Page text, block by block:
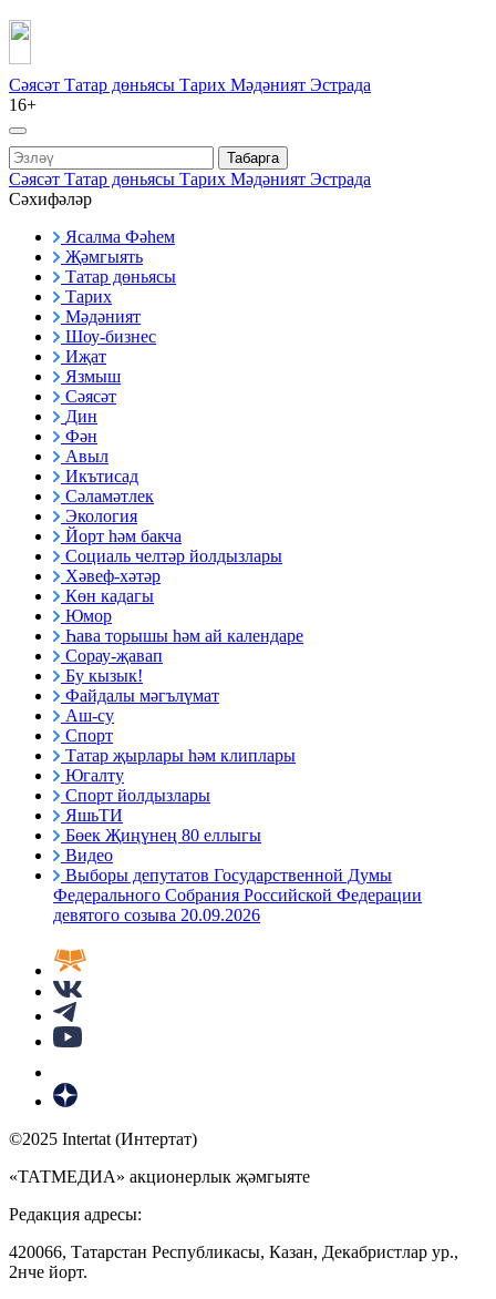
Сәясәт Татар дөньясы Тарих Мәдәният Эстрада
16+
Табарга
Сәясәт Татар дөньясы Тарих Мәдәният Эстрада
Сәхифәләр
Ясалма Фәһем
Җәмгыять
Татар дөньясы
Тарих
Мәдәният
Шоу-бизнес
Иҗат
Язмыш
Сәясәт
Дин
Фән
Авыл
Икътисад
Сәламәтлек
Экология
Йорт һәм бакча
Социаль челтәр йолдызлары
Хәвеф-хәтәр
Көн кадагы
Юмор
Һава торышы һәм ай календаре
Сорау-җавап
Бу кызык!
Файдалы мәгълүмат
Аш-су
Спорт
Татар җырлары һәм клиплары
Югалту
Спорт йолдызлары
ЯшьТИ
Бөек Җиңүнең 80 еллыгы
Видео
Выборы депутатов Государственной Думы
Федерального Собрания Российской Федерации
девятого созыва 20.09.2026
©2025 Intertat (Интертат)
«ТАТМЕДИА» акционерлык җәмгыяте
Редакция адресы:
420066, Татарстан Республикасы, Казан, Декабристлар ур.,
2нче йорт.